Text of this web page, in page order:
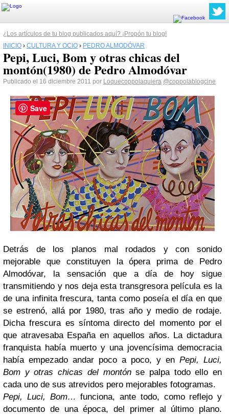
¿Los artículos de tu blog publicados aquí? ¡Propón tu blog!
INICIO › CULTURA Y OCIO › PEDRO ALMODÓVAR
Pepi, Luci, Bom y otras chicas del
montón(1980) de Pedro Almodóvar
Publicado el 16 diciembre 2011 por Loquecoppolaquiera @coppolablogcine
Detrás de los planos mal rodados y con sonido
mejorable que constituyen la ópera prima de Pedro
Almodóvar, la sensación que a día de hoy sigue
transmitiendo y nos deja esta transgresora película es la
de una infinita frescura, tanta como poseía el día en que
se estrenó, allá por 1980, tras año y medio de rodaje.
Dicha frescura es síntoma directo del momento por el
que atravesaba España en aquellos años. La dictadura
franquista había muerto y una jovencísima democracia
había empezado andar poco a poco, y en Pepi, Luci,
Bom y otras chicas del montónse palpa todo ello en
cada uno de sus atrevidos pero mejorables fotogramas.
Pepi, Luci, Bom…funciona, ante todo, como reflejo y
documento de una época, del primer al último plano.
Save